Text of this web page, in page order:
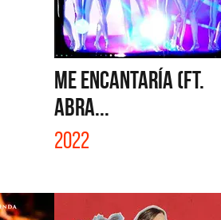
ME ENCANTARÍA (FT.
ABRA...
2022